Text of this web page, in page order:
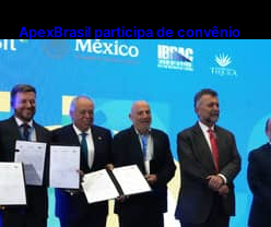
ApexBrasil participa de convênio
para investimento de R$ 2,63
milhões em exportações de cachaça